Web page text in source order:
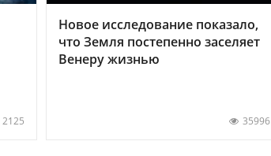
2125
Новое исследование показало,
что Земля постепенно заселяет
Венеру жизнью
35996